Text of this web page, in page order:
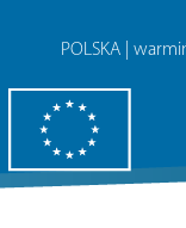
POLSKA |